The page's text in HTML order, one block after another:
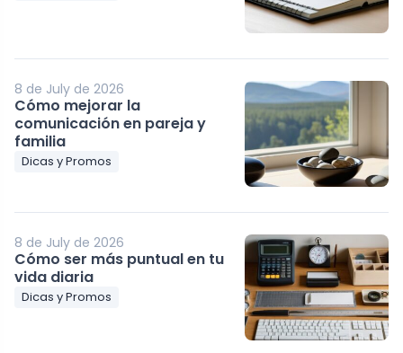
8 de July de 2026
Cómo mejorar la
comunicación en pareja y
familia
Dicas y Promos
8 de July de 2026
Cómo ser más puntual en tu
vida diaria
Dicas y Promos